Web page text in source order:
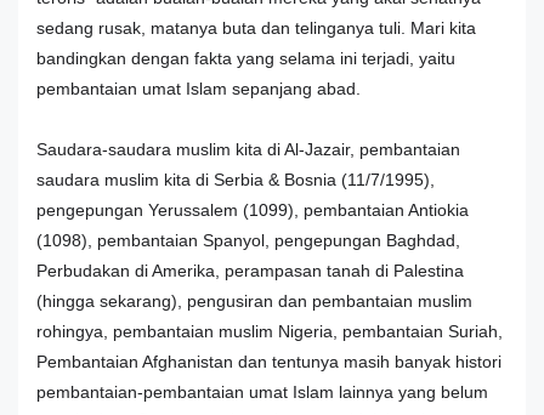
sedang rusak, matanya buta dan telinganya tuli. Mari kita
bandingkan dengan fakta yang selama ini terjadi, yaitu
pembantaian umat Islam sepanjang abad.
Saudara-saudara muslim kita di Al-Jazair, pembantaian
saudara muslim kita di Serbia & Bosnia (11/7/1995),
pengepungan Yerussalem (1099), pembantaian Antiokia
(1098), pembantaian Spanyol, pengepungan Baghdad,
Perbudakan di Amerika, perampasan tanah di Palestina
(hingga sekarang), pengusiran dan pembantaian muslim
rohingya, pembantaian muslim Nigeria, pembantaian Suriah,
Pembantaian Afghanistan dan tentunya masih banyak histori
pembantaian-pembantaian umat Islam lainnya yang belum